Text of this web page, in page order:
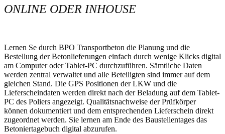
ONLINE ODER INHOUSE
Lernen Se durch BPO Transportbeton die Planung und die
Bestellung der Betonlieferungen einfach durch wenige Klicks digital
am Computer oder Tablet-PC durchzuführen. Sämtliche Daten
werden zentral verwaltet und alle Beteiligten sind immer auf dem
gleichen Stand. Die GPS Positionen der LKW und die
Lieferscheindaten werden direkt nach der Beladung auf dem Tablet-
PC des Poliers angezeigt. Qualitätsnachweise der Prüfkörper
können dokumentiert und dem entsprechenden Lieferschein direkt
zugeordnet werden. Sie lernen am Ende des Baustellentages das
Betoniertagebuch digital abzurufen.